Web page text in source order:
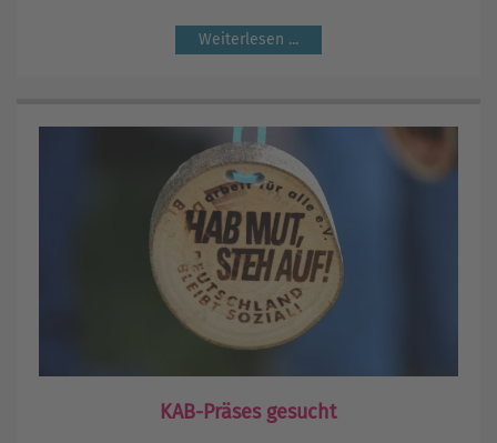
Weiterlesen ...
KAB-Präses gesucht